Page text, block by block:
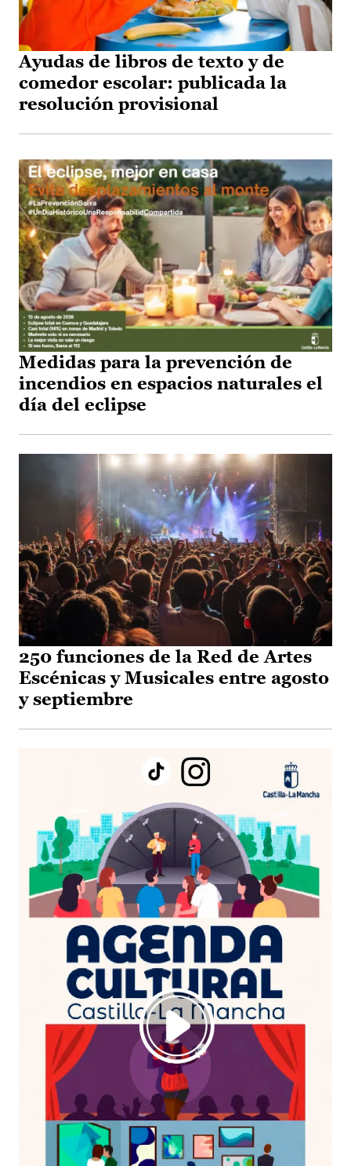
Ayudas de libros de texto y de
comedor escolar: publicada la
resolución provisional
Medidas para la prevención de
incendios en espacios naturales el
día del eclipse
250 funciones de la Red de Artes
Escénicas y Musicales entre agosto
y septiembre